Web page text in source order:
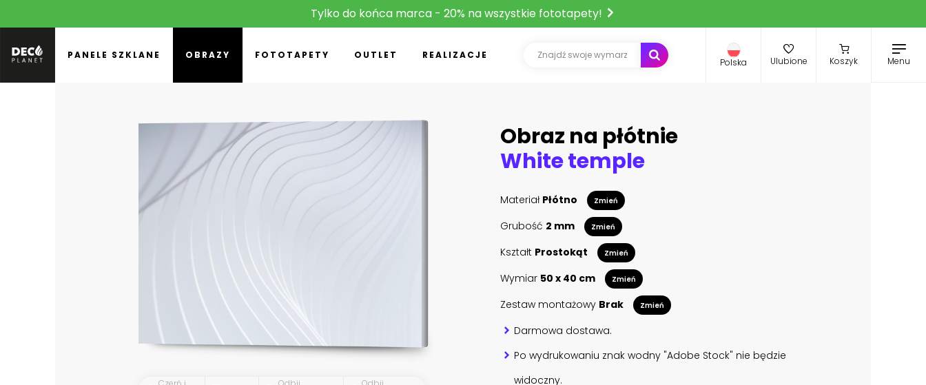
Tylko do końca marca - 20% na wszystkie fototapety!
PANELE SZKLANE OBRAZY FOTOTAPETY OUTLET REALIZACJE
Polska Ulubione Koszyk Menu
Obraz na płótnie
White temple
Materiał Płótno Zmień
Grubość 2 mm Zmień
Kształt Prostokąt Zmień
Wymiar 50 x 40 cm Zmień
Zestaw montażowy Brak Zmień
Darmowa dostawa.
Po wydrukowaniu znak wodny "Adobe Stock" nie będzie
widoczny.